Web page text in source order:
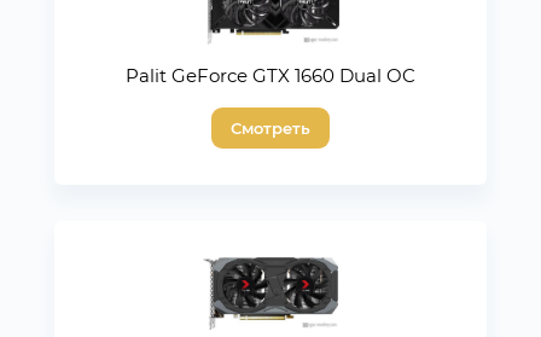
Palit GeForce GTX 1660 Dual OC
Смотреть